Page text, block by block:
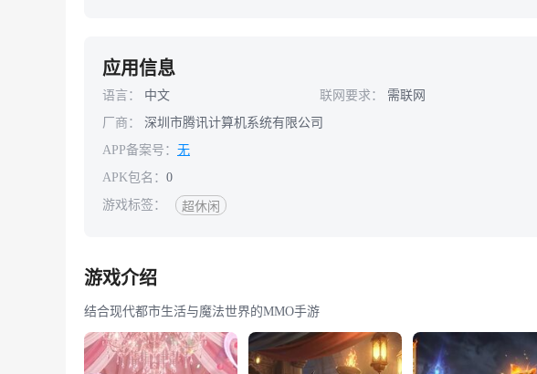
应用信息
语言： 中文 联网要求： 需联网
厂商：
深圳市腾讯计算机系统有限公司
APP备案号： 无
APK包名： 0
游戏标签：
超休闲
游戏介绍
结合现代都市生活与魔法世界的MMO手游